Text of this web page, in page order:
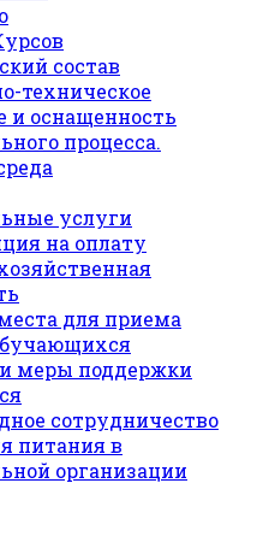
состав
техническое
и оснащенность
процесса.
услуги
на оплату
для приема
меры поддержки
сотрудничество
питания в
организации